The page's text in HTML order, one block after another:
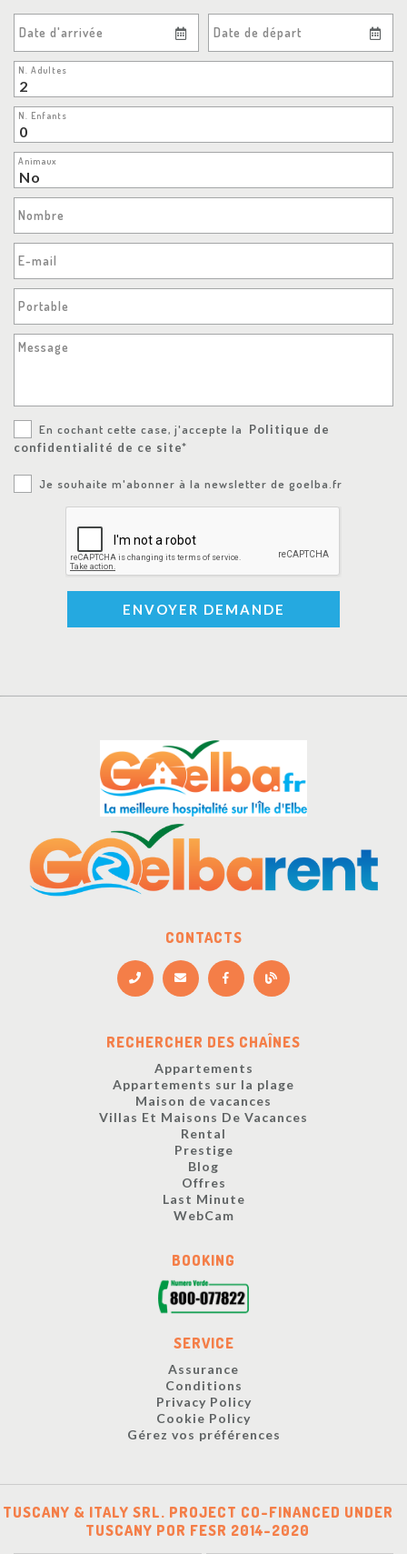
Date d'arrivée Date de départ
N. Adultes
N. Enfants
Animaux
Nombre
E-mail
Portable
Message
En cochant cette case, j'accepte la
Politique de
confidentialité de ce site*
Je souhaite m'abonner à la newsletter de goelba.fr
ENVOYER DEMANDE
CONTACTS
RECHERCHER DES CHAÎNES
Appartements
Appartements sur la plage
Maison de vacances
Villas Et Maisons De Vacances
Rental
Prestige
Blog
Offres
Last Minute
WebCam
BOOKING
SERVICE
Assurance
Conditions
Privacy Policy
Cookie Policy
Gérez vos préférences
TUSCANY & ITALY SRL. PROJECT CO-FINANCED UNDER
TUSCANY POR FESR 2014-2020